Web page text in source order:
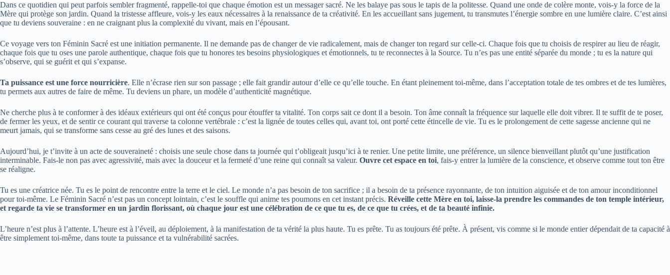
Dans ce quotidien qui peut parfois sembler fragmenté, rappelle-toi que chaque émotion est un messager sacré. Ne les balaye pas sous le tapis de la politesse. Quand une onde de colère monte, vois-y la force de la
Mère qui protège son jardin. Quand la tristesse affleure, vois-y les eaux nécessaires à la renaissance de ta créativité. En les accueillant sans jugement, tu transmutes l’énergie sombre en une lumière claire. C’est ainsi
que tu deviens souveraine : en ne craignant plus la complexité du vivant, mais en l’épousant.
Ce voyage vers ton Féminin Sacré est une initiation permanente. Il ne demande pas de changer de vie radicalement, mais de changer ton regard sur celle-ci. Chaque fois que tu choisis de respirer au lieu de réagir,
chaque fois que tu oses une parole authentique, chaque fois que tu honores tes besoins physiologiques et émotionnels, tu te reconnectes à la Source. Tu n’es pas une entité séparée du monde ; tu es la nature qui
s’observe, qui se guérit et qui s’expanse.
Ta puissance est une force nourricière. Elle n’écrase rien sur son passage ; elle fait grandir autour d’elle ce qu’elle touche. En étant pleinement toi-même, dans l’acceptation totale de tes ombres et de tes lumières,
tu permets aux autres de faire de même. Tu deviens un phare, un modèle d’authenticité magnétique.
Ne cherche plus à te conformer à des idéaux extérieurs qui ont été conçus pour étouffer ta vitalité. Ton corps sait ce dont il a besoin. Ton âme connaît la fréquence sur laquelle elle doit vibrer. Il te suffit de te poser,
de fermer les yeux, et de sentir ce courant qui traverse ta colonne vertébrale : c’est la lignée de toutes celles qui, avant toi, ont porté cette étincelle de vie. Tu es le prolongement de cette sagesse ancienne qui ne
meurt jamais, qui se transforme sans cesse au gré des lunes et des saisons.
Aujourd’hui, je t’invite à un acte de souveraineté : choisis une seule chose dans ta journée qui t’obligeait jusqu’ici à te renier. Une petite limite, une préférence, un silence bienveillant plutôt qu’une justification
interminable. Fais-le non pas avec agressivité, mais avec la douceur et la fermeté d’une reine qui connaît sa valeur. Ouvre cet espace en toi, fais-y entrer la lumière de la conscience, et observe comme tout ton être
se réaligne.
Tu es une créatrice née. Tu es le point de rencontre entre la terre et le ciel. Le monde n’a pas besoin de ton sacrifice ; il a besoin de ta présence rayonnante, de ton intuition aiguisée et de ton amour inconditionnel
pour toi-même. Le Féminin Sacré n’est pas un concept lointain, c’est le souffle qui anime tes poumons en cet instant précis. Réveille cette Mère en toi, laisse-la prendre les commandes de ton temple intérieur,
et regarde ta vie se transformer en un jardin florissant, où chaque jour est une célébration de ce que tu es, de ce que tu crées, et de ta beauté infinie.
L’heure n’est plus à l’attente. L’heure est à l’éveil, au déploiement, à la manifestation de ta vérité la plus haute. Tu es prête. Tu as toujours été prête. À présent, vis comme si le monde entier dépendait de ta capacité à
être simplement toi-même, dans toute ta puissance et ta vulnérabilité sacrées.